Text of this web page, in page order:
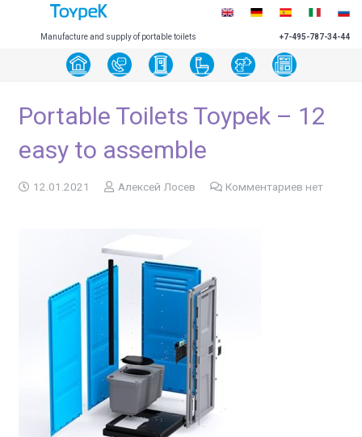
Manufacture and supply of portable toilets +7-495-787-34-44
Portable Toilets Toypek – 12
easy to assemble
12.01.2021 Алексей Лосев Комментариев нет